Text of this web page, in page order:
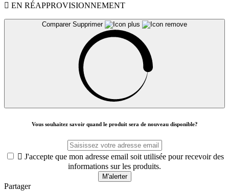
 EN RÉAPPROVISIONNEMENT
Comparer Supprimer
Vous souhaitez savoir quand le produit sera de nouveau disponible?
 J'accepte que mon adresse email soit utilisée pour recevoir des
informations sur les produits.
M'alerter
Partager